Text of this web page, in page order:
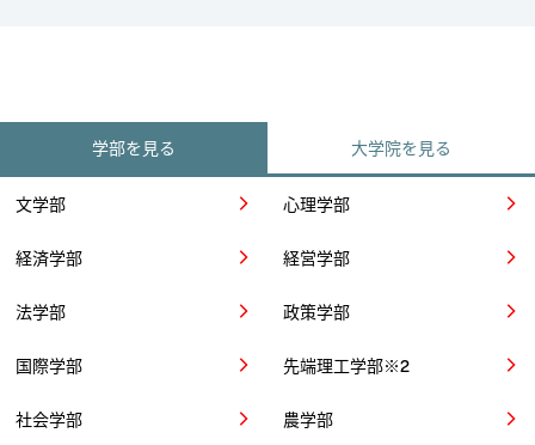
学部を見る 大学院を見る
文学部 arrow_forward_ios 心理学部 arrow_forward_ios
経済学部 arrow_forward_ios 経営学部 arrow_forward_ios
法学部 arrow_forward_ios 政策学部 arrow_forward_ios
国際学部 arrow_forward_ios 先端理工学部※2 arrow_forward_ios
社会学部 arrow_forward_ios 農学部 arrow_forward_ios